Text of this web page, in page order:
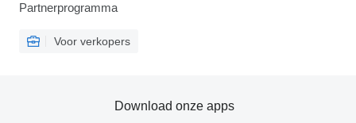
Partnerprogramma
Voor verkopers
Download onze apps